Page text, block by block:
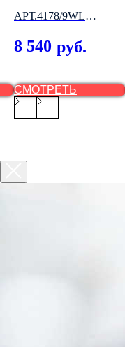
АРТ.4178/9WL
ODEON LIGHT
8 540 руб.
СМОТРЕТЬ